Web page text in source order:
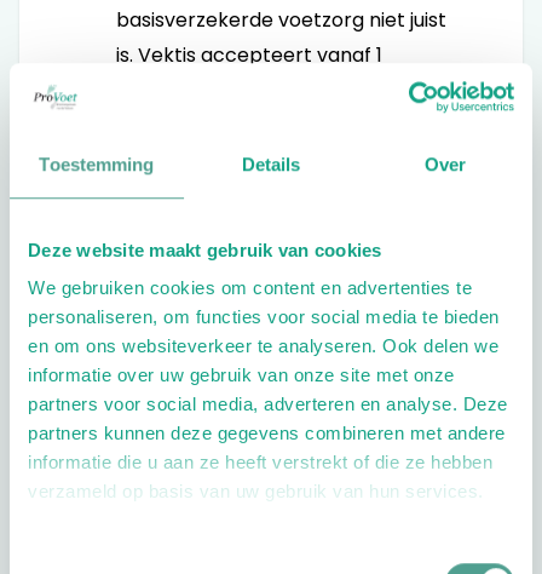
Toestemming Details Over
Deze website maakt gebruik van cookies
We gebruiken cookies om content en advertenties te
personaliseren, om functies voor social media te bieden
en om ons websiteverkeer te analyseren. Ook delen we
informatie over uw gebruik van onze site met onze
partners voor social media, adverteren en analyse. Deze
partners kunnen deze gegevens combineren met andere
informatie die u aan ze heeft verstrekt of die ze hebben
verzameld op basis van uw gebruik van hun services.
basisverzekerde voetzorg niet juist
is. Vektis accepteert vanaf 1
DV/RV. We gaan ervan uit dat hier
niet bedoeld wordt dat door deze
medisch pedicure, want je hebt dan
namelijk nog geen erkend medisch
pedicure diploma. Iets wat straks
hoogstwaarschijnlijk wel vanuit de
zorgmodule en de zorgverzekeraars
wordt gevraagd.
Voor pedicures met het certificaat
versneld een opleiding tot medisch